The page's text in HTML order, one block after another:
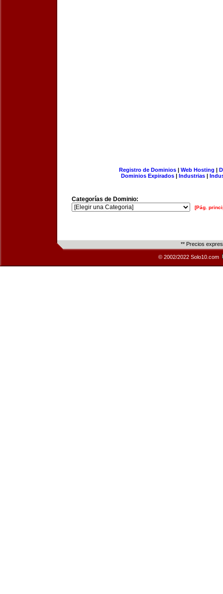
Registro de Dominios| Web Hosting |
Dominios Expirados | Industrias |
Categorías de Dominio:
[Pág.
** Precios
© 2002/2022 Solo10.com